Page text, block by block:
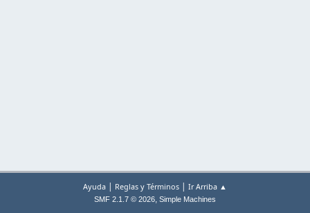
Ayuda | Reglas y Términos | Ir Arriba ▲
SMF 2.1.7 © 2026, Simple Machines